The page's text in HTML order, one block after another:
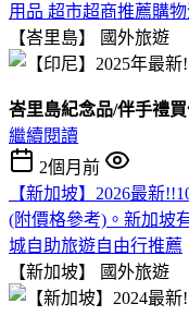
用品 超市超商推薦購
【峇里島】
國外旅遊
峇里島紀念品/伴手禮買
繼續閱讀
2個月前
【新加坡】2026最新
(附價格參考)。新加坡
城自助旅遊自由行推薦
【新加坡】
國外旅遊